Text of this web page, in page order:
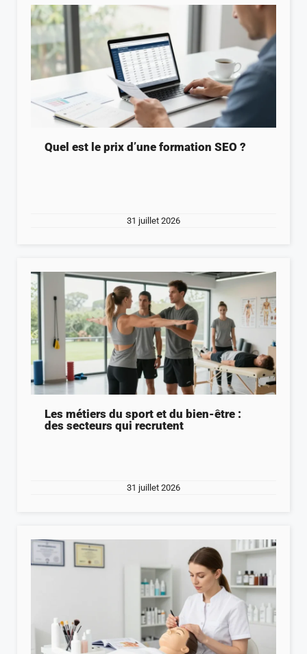
Quel est le prix d’une formation SEO ?
31 juillet 2026
Les métiers du sport et du bien-être :
des secteurs qui recrutent
31 juillet 2026